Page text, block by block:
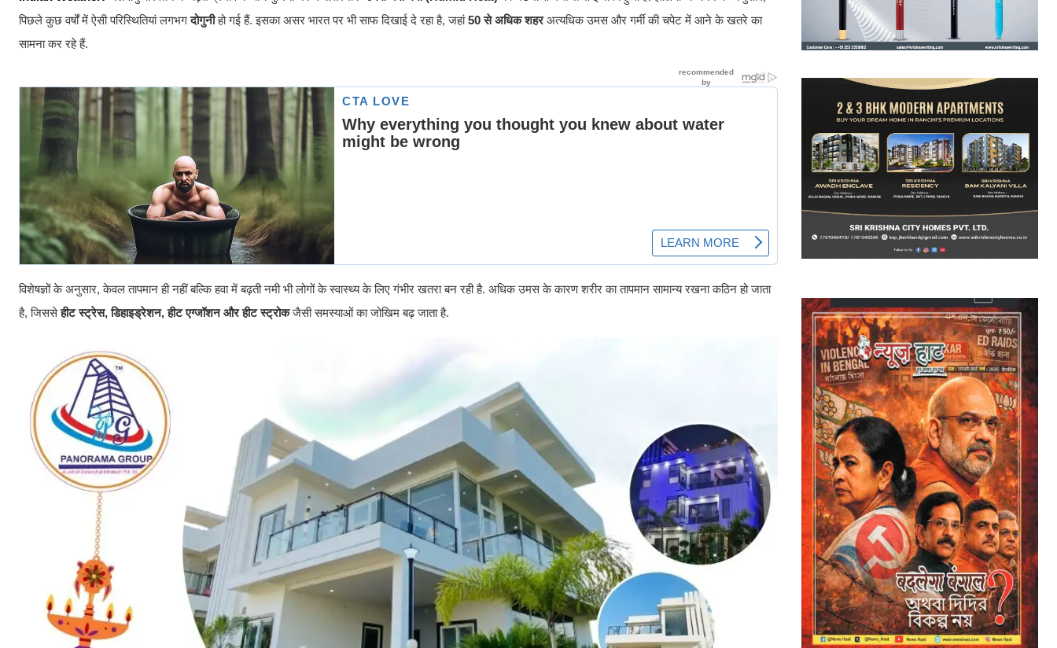
पिछले कुछ वर्षों में ऐसी परिस्थितियां लगभगदोगुनीहो गई हैं. इसका असर भारत पर भी साफ दिखाई दे रहा है, जहां50 से अधिक शहरअत्यधिक उमस और गर्मी की चपेट में आने के खतरे का
सामना कर रहे हैं.
विशेषज्ञों के अनुसार, केवल तापमान ही नहीं बल्कि हवा में बढ़ती नमी भी लोगों के स्वास्थ्य के लिए गंभीर खतरा बन रही है. अधिक उमस के कारण शरीर का तापमान सामान्य रखना कठिन हो जाता
है, जिससेहीट स्ट्रेस, डिहाइड्रेशन, हीट एग्जॉशन और हीट स्ट्रोकजैसी समस्याओं का जोखिम बढ़ जाता है.